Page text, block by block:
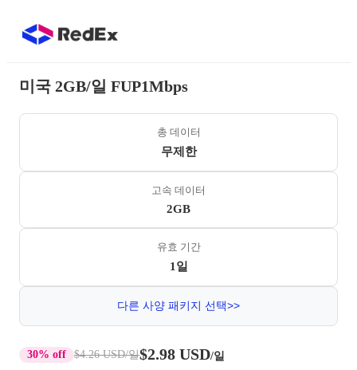
미국 2GB/일 FUP1Mbps
총 데이터
무제한
고속 데이터
2GB
유효 기간
1일
다른 사양 패키지 선택>>
30% off $4.26 USD/일$2.98 USD/일